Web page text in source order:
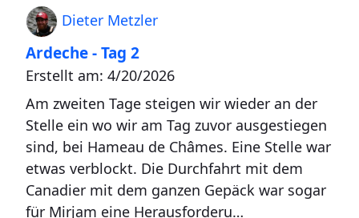
Dieter Metzler
Ardeche - Tag 2
Erstellt am: 4/20/2026
Am zweiten Tage steigen wir wieder an der
Stelle ein wo wir am Tag zuvor ausgestiegen
sind, bei Hameau de Châmes. Eine Stelle war
etwas verblockt. Die Durchfahrt mit dem
Canadier mit dem ganzen Gepäck war sogar
für Mirjam eine Herausforderu…